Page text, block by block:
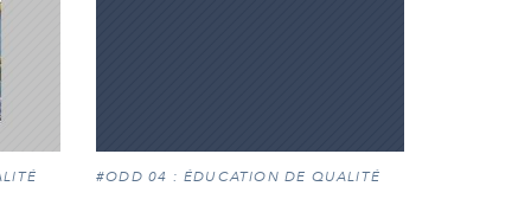
#ODD 04 : ÉDUCATION DE QUALITÉ